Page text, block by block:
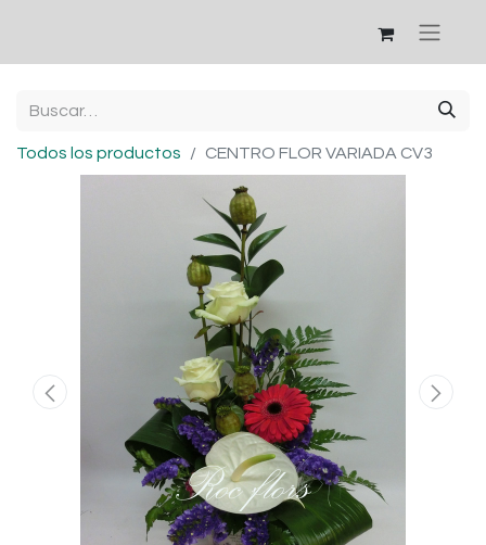
Todos los productos CENTRO FLOR VARIADA CV3